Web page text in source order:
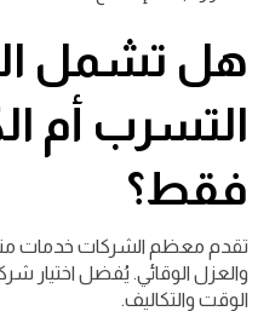
هل تشمل
التسرب أم
فقط؟
تقدم معظم الشركات خدمات
والعزل الوقائي. يُفضل اختيار
الوقت والتكاليف.